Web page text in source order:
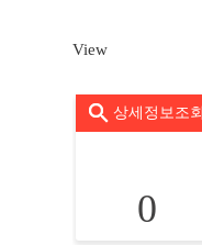
View
상세정보조회
0